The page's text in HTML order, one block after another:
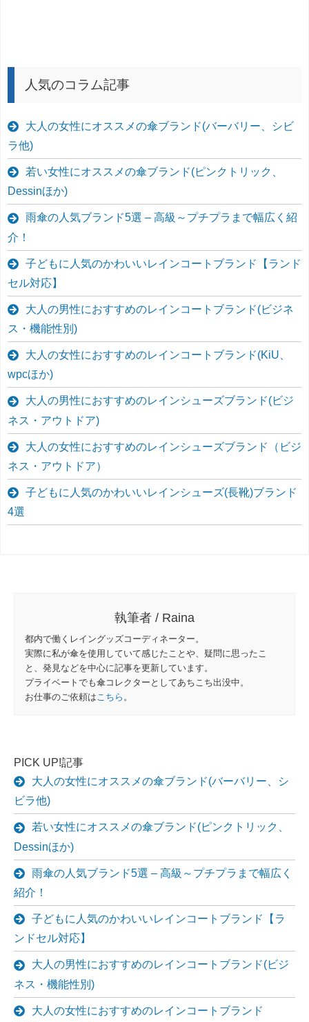
人気のコラム記事
大人の女性にオススメの傘ブランド(バーバリー、シビ
ラ他)
若い女性にオススメの傘ブランド(ピンクトリック、
Dessinほか)
雨傘の人気ブランド5選 – 高級～プチプラまで幅広く紹
介！
子どもに人気のかわいいレインコートブランド【ランド
セル対応】
大人の男性におすすめのレインコートブランド(ビジネ
ス・機能性別)
大人の女性におすすめのレインコートブランド(KiU、
wpcほか)
大人の男性におすすめのレインシューズブランド(ビジ
ネス・アウトドア)
大人の女性におすすめのレインシューズブランド（ビジ
ネス・アウトドア）
子どもに人気のかわいいレインシューズ(長靴)ブランド
4選
執筆者 / Raina
都内で働くレイングッズコーディネーター。
実際に私が傘を使用していて感じたことや、疑問に思ったこ
と、発見などを中心に記事を更新しています。
プライベートでも傘コレクターとしてあちこち出没中。
お仕事のご依頼はこちら 。
PICK UP!記事
大人の女性にオススメの傘ブランド(バーバリー、シ
ビラ他)
若い女性にオススメの傘ブランド(ピンクトリック、
Dessinほか)
雨傘の人気ブランド5選 – 高級～プチプラまで幅広く
紹介！
子どもに人気のかわいいレインコートブランド【ラ
ンドセル対応】
大人の男性におすすめのレインコートブランド(ビジ
ネス・機能性別)
大人の女性におすすめのレインコートブランド